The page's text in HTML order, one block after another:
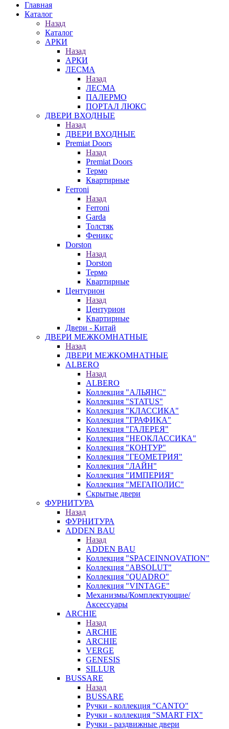
Главная
Каталог
Назад
Каталог
АРКИ
Назад
АРКИ
ЛЕСМА
Назад
ЛЕСМА
ПАЛЕРМО
ПОРТАЛ ЛЮКС
ДВЕРИ ВХОДНЫЕ
Назад
ДВЕРИ ВХОДНЫЕ
Premiat Doors
Назад
Premiat Doors
Термо
Квартирные
Ferroni
Назад
Ferroni
Garda
Толстяк
Феникс
Dorston
Назад
Dorston
Термо
Квартирные
Центурион
Назад
Центурион
Квартирные
Двери - Китай
ДВЕРИ МЕЖКОМНАТНЫЕ
Назад
ДВЕРИ МЕЖКОМНАТНЫЕ
ALBERO
Назад
ALBERO
Коллекция "АЛЬЯНС"
Коллекция "STATUS"
Коллекция "КЛАССИКА"
Коллекция "ГРАФИКА"
Коллекция "ГАЛЕРЕЯ"
Коллекция "НЕОКЛАССИКА"
Коллекция "КОНТУР"
Коллекция "ГЕОМЕТРИЯ"
Коллекция "ЛАЙН"
Коллекция "ИМПЕРИЯ"
Коллекция "МЕГАПОЛИС"
Скрытые двери
ФУРНИТУРА
Назад
ФУРНИТУРА
ADDEN BAU
Назад
ADDEN BAU
Коллекция "SPACEINNOVATION"
Коллекция "ABSOLUT"
Коллекция "QUADRO"
Коллекция "VINTAGE"
Механизмы/Комплектующие/
Аксессуары
ARCHIE
Назад
ARCHIE
ARCHIE
VERGE
GENESIS
SILLUR
BUSSARE
Назад
BUSSARE
Ручки - коллекция "CANTO"
Ручки - коллекция "SMART FIX"
Ручки - раздвижные двери